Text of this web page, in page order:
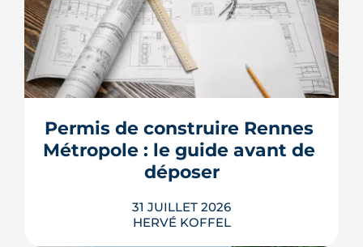
Les taux de crédit se sont stabilisés cet
été, mais au-dessus de leur niveau du
printemps. À Rennes, la hausse des prix
resserrent le budget des acheteurs à la
rentrée 2026.
LIRE L'ARTICLE
Permis de construire Rennes
Métropole : le guide avant de
déposer
31 JUILLET 2026
HERVÉ KOFFEL